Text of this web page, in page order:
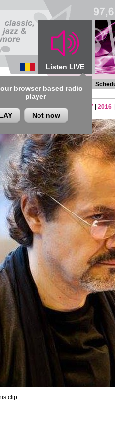
Listen LIVE
browser based radio
player
Not now
Chronicles Programmes
|2021 2020|2019|2018 2017 2016
clip.